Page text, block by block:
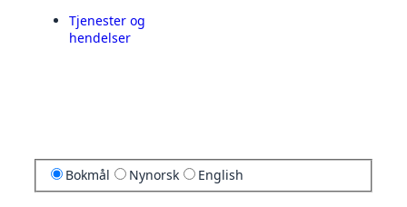
Tjenester og
hendelser
Bokmål Nynorsk English